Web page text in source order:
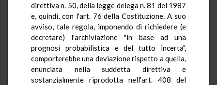
direttiva n. 50, della legge delega n. 81 del 1987
e, quindi, con l'art. 76 della Costituzione. A suo
avviso, tale regola, imponendo di richiedere (e
decretare) l'archiviazione "in base ad una
prognosi probabilistica e del tutto incerta",
comporterebbe una deviazione rispetto a quella,
enunciata nella suddetta direttiva e
sostanzialmente riprodotta nell'art. 408 del